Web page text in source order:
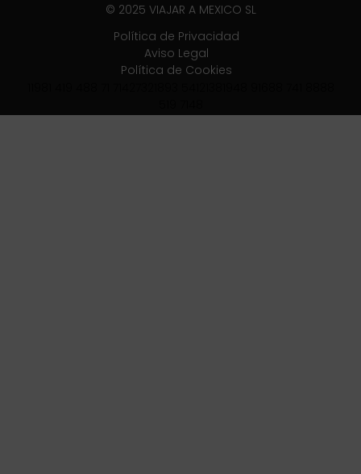
© 2025 VIAJAR A MEXICO SL
Política de Privacidad
Aviso Legal
Política de Cookies